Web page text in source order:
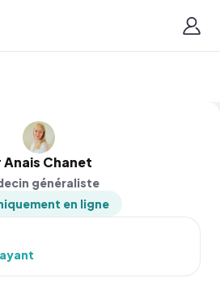
Anais Chanet
généraliste
en ligne